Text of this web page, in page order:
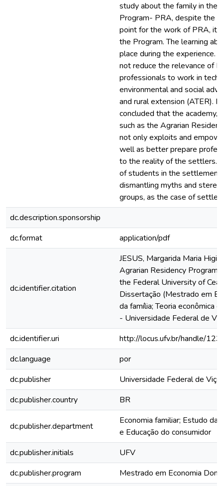
study about the family in the
Program- PRA, despite the
point for the work of PRA, it
the Program. The learning
place during the experience.
not reduce the relevance of
professionals to work in
environmental and social
and rural extension (ATER).
concluded that the academy,
such as the Agrarian
not only exploits and
well as better prepare
to the reality of the settlers.
of students in the
dismantling myths and
groups, as the case of
dc.description.sponsorship
dc.format
application/pdf
dc.identifier.citation
JESUS, Margarida Maria
Agrarian Residency
the Federal University of
Dissertação (Mestrado em
da família; Teoria econômica
- Universidade Federal de
dc.identifier.uri
http://locus.ufv.br/handle/
dc.language
por
dc.publisher
Universidade Federal de
dc.publisher.country
BR
dc.publisher.department
Economia familiar; Estudo da
e Educação do consumidor
dc.publisher.initials
UFV
dc.publisher.program
Mestrado em Economia